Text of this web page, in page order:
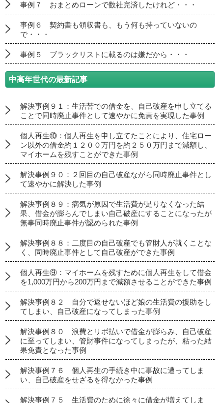
事例７ おまとめローンで数社完済したけれど・・・
事例６ 契約書も領収書も、もう何も持っていないの
で・・・
事例５ ブラックリストに載るのは嫌だから・・・
中高年世代の最新記事
解決事例９１：生活苦での借金を、自己破産を申し立てる
ことで同時廃止事件として速やかに免責を実現した事例
個人再生⑩：個人再生を申し立てたことにより、住宅ロー
ン以外の借金約１２００万円を約２５０万円まで減額し、
マイホームを残すことができた事例
解決事例９０：２回目の自己破産ながら同時廃止事件とし
て速やかに解決した事例
解決事例８９：病気が原因で生活費が足りなくなった結
果、借金が膨らんでしまい自己破産にすることになったが
無事同時廃止事件が認められた事例
解決事例８８：二度目の自己破産でも管財人が就くことな
く、同時廃止事件として自己破産ができた事例
個人再生⑨：マイホームを残すために個人再生をして借金
を1,000万円から200万円まで減額させることができた事例
解決事例８２ 自分で返せないほど娘の生活費の援助をし
てしまい、自己破産になってしまった事例
解決事例８０ 浪費とリボ払いで借金が膨らみ、自己破産
に至ってしまい、管財事件になってしまったが、粘った結
果免責となった事例
解決事例７６ 個人再生の手続き中に事故に遭ってしま
い、自己破産をせざるを得なかった事例
解決事例７５ 生活費のために徐々に借金が増えてしま